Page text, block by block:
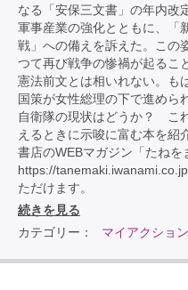
なる「安保三文書」の年内改
軍事産業の強化とともに、「
戦」への備えを訴えた。この
つて再び戦争の惨禍が起るこ
憲法前文とは相いれない。も
国策が女性総理の下で進めら
自衛隊の現状はどうか？ こ
えるときに示唆に富む本を紹
書店のWEBマガジン「たねを
https://
ただけます。
続きを見る
カテゴリー：
マイアクション